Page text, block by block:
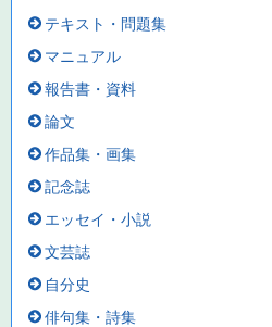
テキスト・問題集
マニュアル
報告書・資料
論文
作品集・画集
記念誌
エッセイ・小説
文芸誌
自分史
俳句集・詩集